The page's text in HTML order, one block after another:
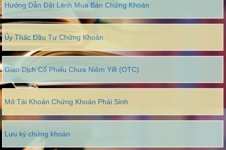
Hướng Dẫn Đặt Lệnh Mua Bán Chứng Khoán
Ủy Thác Đầu Tư Chứng Khoán
Giao Dịch Cổ Phiếu Chưa Niêm Yết (OTC)
Mở Tài Khoản Chứng Khoán Phái Sinh
Lưu ký chứng khoán